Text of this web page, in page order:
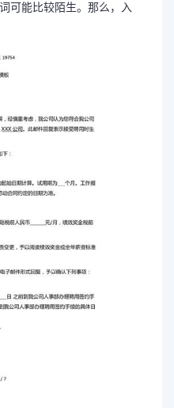
可能比较陌生。那么，入